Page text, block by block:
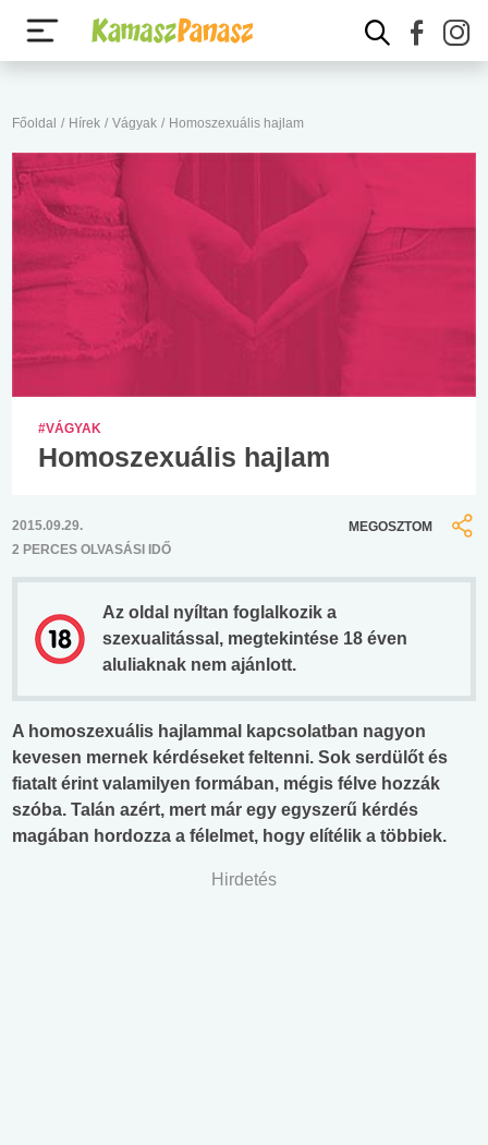
Főoldal / Hírek / Vágyak / Homoszexuális hajlam
#VÁGYAK
Homoszexuális hajlam
2015.09.29.
2 PERCES OLVASÁSI IDŐ
MEGOSZTOM
Az oldal nyíltan foglalkozik a
szexualitással, megtekintése 18 éven
aluliaknak nem ajánlott.
A homoszexuális hajlammal kapcsolatban nagyon
kevesen mernek kérdéseket feltenni. Sok serdülőt és
fiatalt érint valamilyen formában, mégis félve hozzák
szóba. Talán azért, mert már egy egyszerű kérdés
magában hordozza a félelmet, hogy elítélik a többiek.
Hirdetés